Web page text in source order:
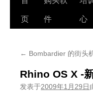
至页 件 心
← Bombardier 的街头
Rhino OS X -
发表于2009年1月29日